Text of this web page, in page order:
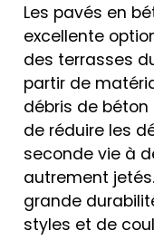
Les pavés en
excellente
des terrasses
partir de
débris de béton
de réduire les
seconde vie à
autrement
grande
styles et de